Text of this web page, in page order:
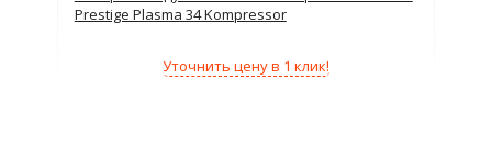
Prestige Plasma 34 Kompressor
Уточнить цену в 1 клик!